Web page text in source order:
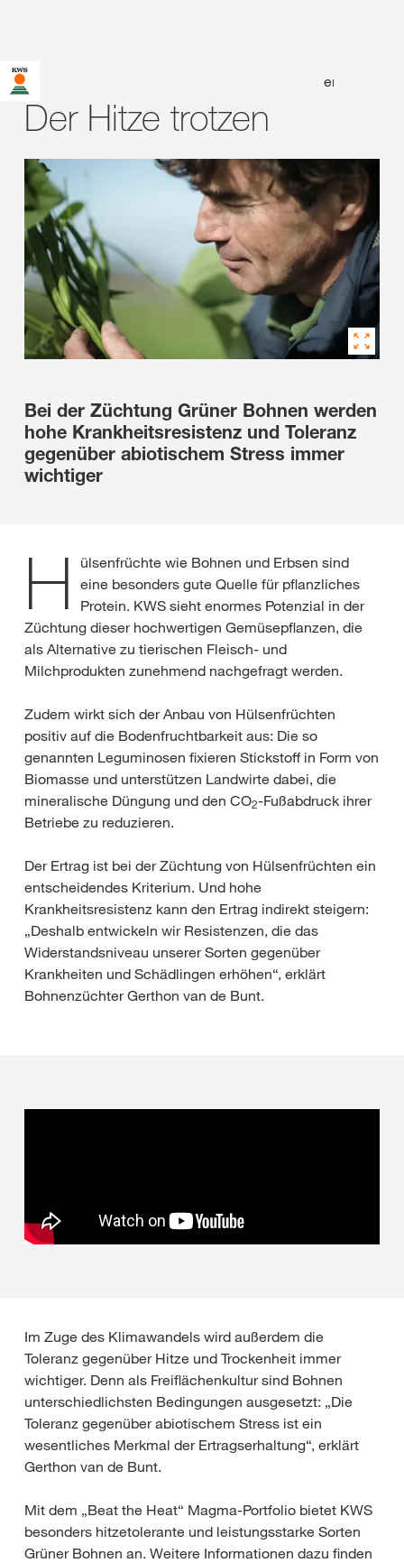
en
Der Hitze trotzen
Bei der Züchtung Grüner Bohnen werden
hohe Krankheitsresistenz und Toleranz
gegenüber abiotischem Stress immer
wichtiger
H
ülsenfrüchte wie Bohnen und Erbsen sind
eine besonders gute Quelle für pflanzliches
Protein. KWS sieht enormes Potenzial in der
Züchtung dieser hochwertigen Gemüsepflanzen, die
als Alternative zu tierischen Fleisch- und
Milchprodukten zunehmend nachgefragt werden.
Zudem wirkt sich der Anbau von Hülsenfrüchten
positiv auf die Bodenfruchtbarkeit aus: Die so
genannten Leguminosen fixieren Stickstoff in Form von
Biomasse und unterstützen Landwirte dabei, die
mineralische Düngung und den CO2-Fußabdruck ihrer
Betriebe zu reduzieren.
Der Ertrag ist bei der Züchtung von Hülsenfrüchten ein
entscheidendes Kriterium. Und hohe
Krankheitsresistenz kann den Ertrag indirekt steigern:
„Deshalb entwickeln wir Resistenzen, die das
Widerstandsniveau unserer Sorten gegenüber
Krankheiten und Schädlingen erhöhen“, erklärt
Bohnenzüchter Gerthon van de Bunt.
Im Zuge des Klimawandels wird außerdem die
Toleranz gegenüber Hitze und Trockenheit immer
wichtiger. Denn als Freiflächenkultur sind Bohnen
unterschiedlichsten Bedingungen ausgesetzt: „Die
Toleranz gegenüber abiotischem Stress ist ein
wesentliches Merkmal der Ertragserhaltung“, erklärt
Gerthon van de Bunt.
Mit dem „Beat the Heat“ Magma-Portfolio bietet KWS
besonders hitzetolerante und leistungsstarke Sorten
Grüner Bohnen an. Weitere Informationen dazu finden